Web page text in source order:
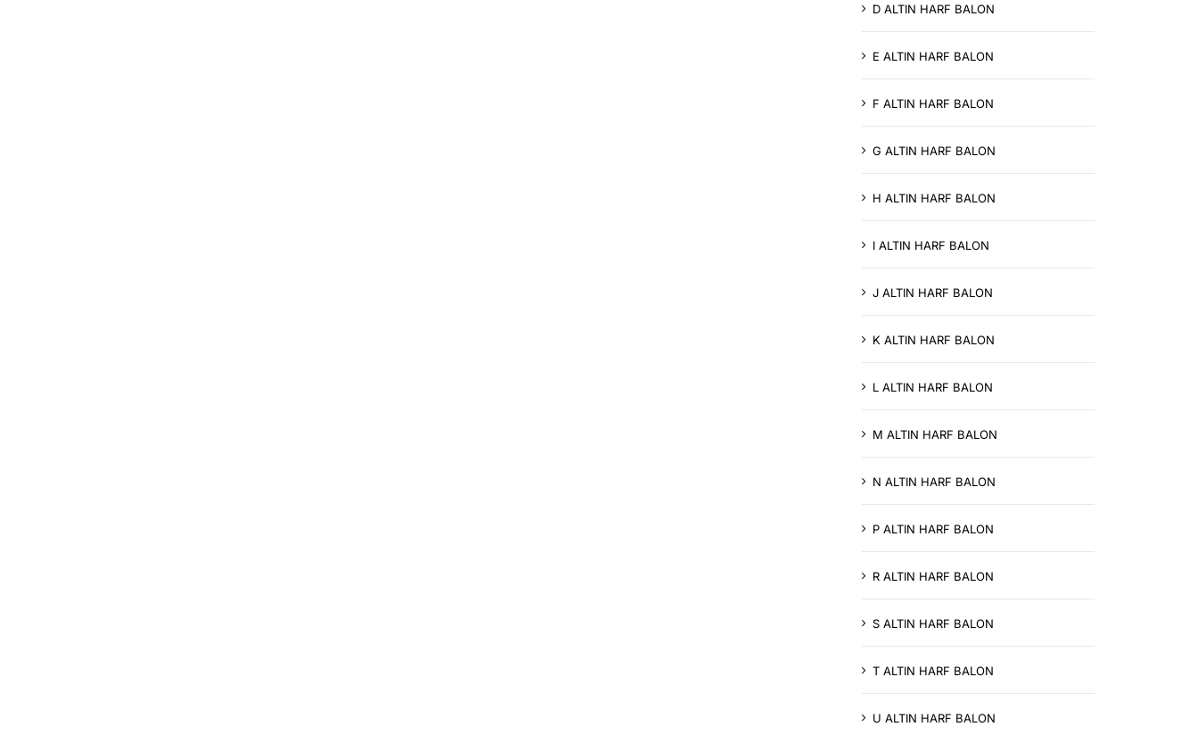
D ALTIN HARF BALON
E ALTIN HARF BALON
F ALTIN HARF BALON
G ALTIN HARF BALON
H ALTIN HARF BALON
I ALTIN HARF BALON
J ALTIN HARF BALON
K ALTIN HARF BALON
L ALTIN HARF BALON
M ALTIN HARF BALON
N ALTIN HARF BALON
P ALTIN HARF BALON
R ALTIN HARF BALON
S ALTIN HARF BALON
T ALTIN HARF BALON
U ALTIN HARF BALON